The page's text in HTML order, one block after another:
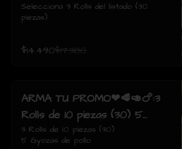
Selecciona 3 Rolls del listado (30
piezas)
$14.490$17.380
ARMA TU PROMO❤🥩🥑🍗:3
Rolls de 10 piezas (30) 5
Gyozas de pollo
3 Rolls de 10 piezas (30)
5 Gyozas de pollo